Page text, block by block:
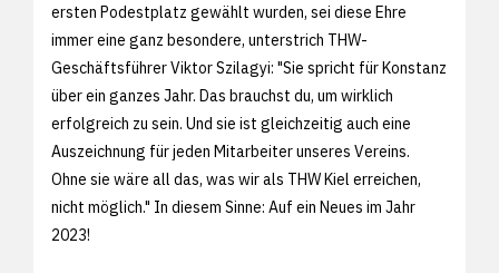
ersten Podestplatz gewählt wurden, sei diese Ehre
immer eine ganz besondere, unterstrich THW-
Geschäftsführer Viktor Szilagyi: "Sie spricht für Konstanz
über ein ganzes Jahr. Das brauchst du, um wirklich
erfolgreich zu sein. Und sie ist gleichzeitig auch eine
Auszeichnung für jeden Mitarbeiter unseres Vereins.
Ohne sie wäre all das, was wir als THW Kiel erreichen,
nicht möglich." In diesem Sinne: Auf ein Neues im Jahr
2023!